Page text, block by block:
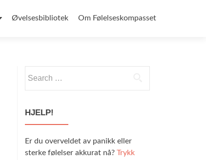
Øvelsesbibliotek Om Følelseskompasset
HJELP!
Er du overveldet av panikk eller
sterke følelser akkurat nå? Trykk